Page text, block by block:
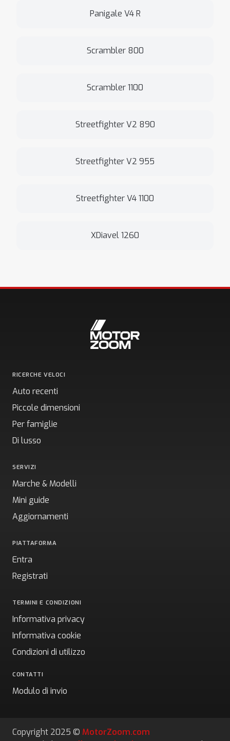
Panigale V4 R
Scrambler 800
Scrambler 1100
Streetfighter V2 890
Streetfighter V2 955
Streetfighter V4 1100
XDiavel 1260
RICERCHE VELOCI
Auto recenti
Piccole dimensioni
Per famiglie
Di lusso
SERVIZI
Marche & Modelli
Mini guide
Aggiornamenti
PIATTAFORMA
Entra
Registrati
TERMINI E CONDIZIONI
Informativa privacy
Informativa cookie
Condizioni di utilizzo
CONTATTI
Modulo di invio
Copyright 2025 © MotorZoom.com